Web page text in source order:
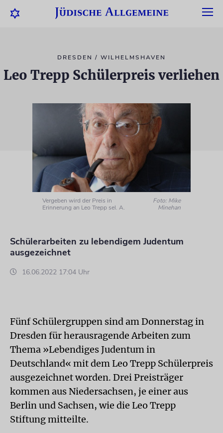
DRESDEN / WILHELMSHAVEN
Leo Trepp Schülerpreis verliehen
Vergeben wird der Preis in
Erinnerung an Leo Trepp sel. A.
Foto: Mike
Minehan
Schülerarbeiten zu lebendigem Judentum
ausgezeichnet
16.06.2022 17:04 Uhr
Fünf Schülergruppen sind am Donnerstag in
Dresden für herausragende Arbeiten zum
Thema »Lebendiges Judentum in
Deutschland« mit dem Leo Trepp Schülerpreis
ausgezeichnet worden. Drei Preisträger
kommen aus Niedersachsen, je einer aus
Berlin und Sachsen, wie die Leo Trepp
Stiftung mitteilte.